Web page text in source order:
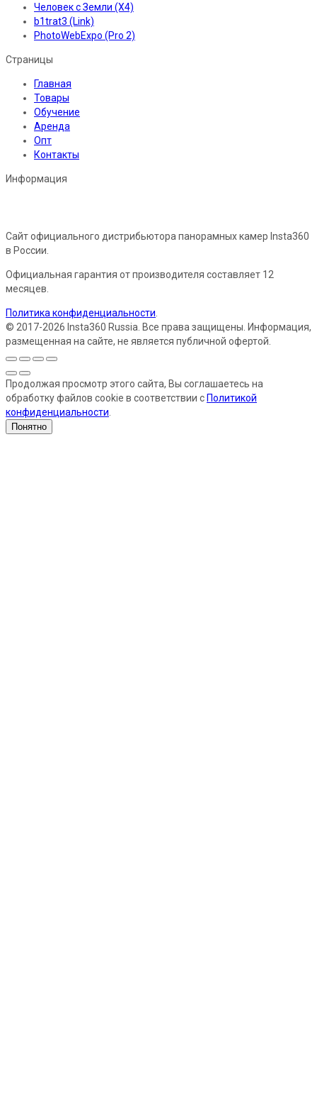
Человек с Земли (X4)
b1trat3 (Link)
PhotoWebExpo (Pro 2)
Страницы
Главная
Товары
Обучение
Аренда
Опт
Контакты
Информация
Сайт официального дистрибьютора панорамных камер Insta360
в России.
Официальная гарантия от производителя составляет 12
месяцев.
Политика конфиденциальности
© 2017-2026 Insta360 Russia. Все права защищены. Информация,
размещенная на сайте, не является публичной офертой.
Продолжая просмотр этого сайта, Вы соглашаетесь на
обработку файлов cookie в соответствии с Политикой
конфиденциальности
Понятно